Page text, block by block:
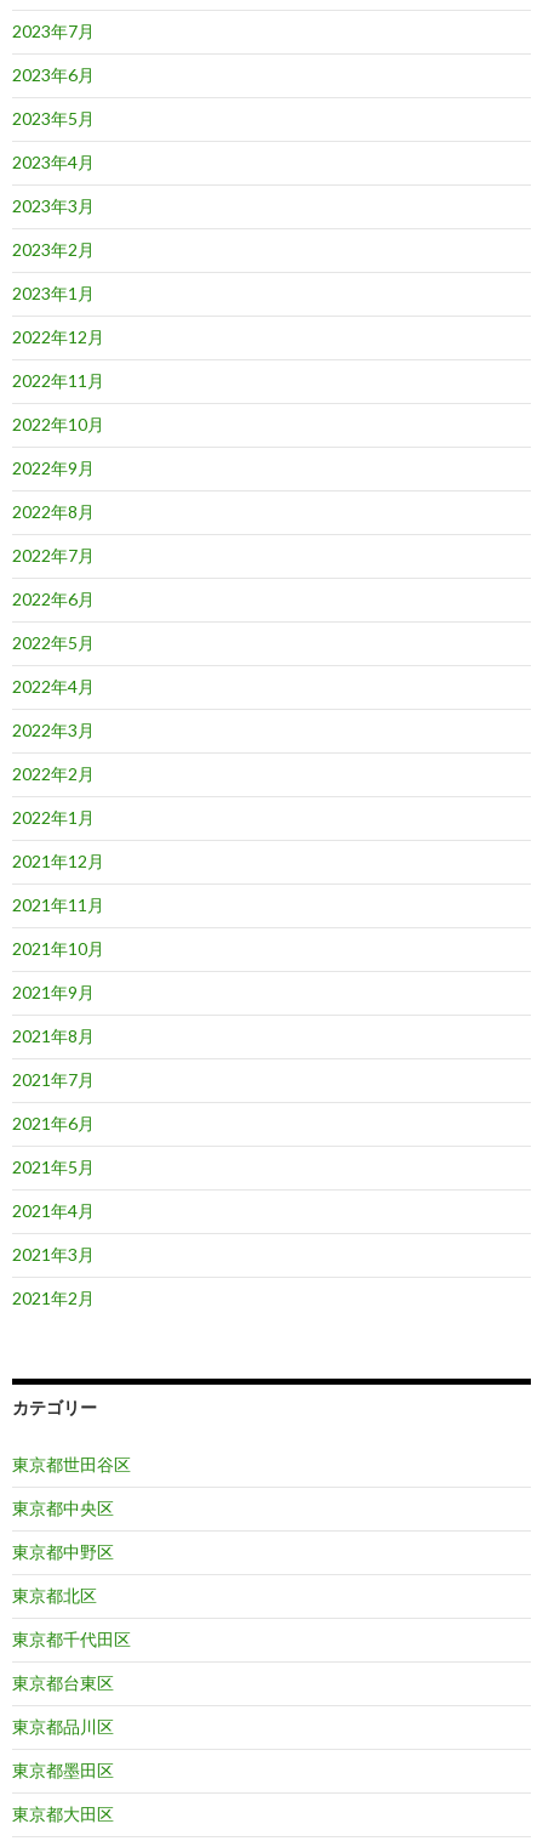
2023年7月
2023年6月
2023年5月
2023年4月
2023年3月
2023年2月
2023年1月
2022年12月
2022年11月
2022年10月
2022年9月
2022年8月
2022年7月
2022年6月
2022年5月
2022年4月
2022年3月
2022年2月
2022年1月
2021年12月
2021年11月
2021年10月
2021年9月
2021年8月
2021年7月
2021年6月
2021年5月
2021年4月
2021年3月
2021年2月
カテゴリー
東京都世田谷区
東京都中央区
東京都中野区
東京都北区
東京都千代田区
東京都台東区
東京都品川区
東京都墨田区
東京都大田区